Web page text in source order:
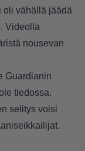
oli vähällä jäädä
Videolla
nousevan
Guardianin
tiedossa.
selitys voisi